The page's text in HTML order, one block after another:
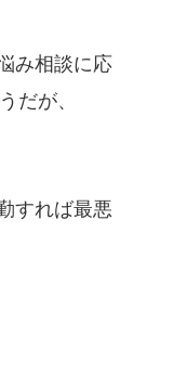
み相談に応
だが、
すれば最悪